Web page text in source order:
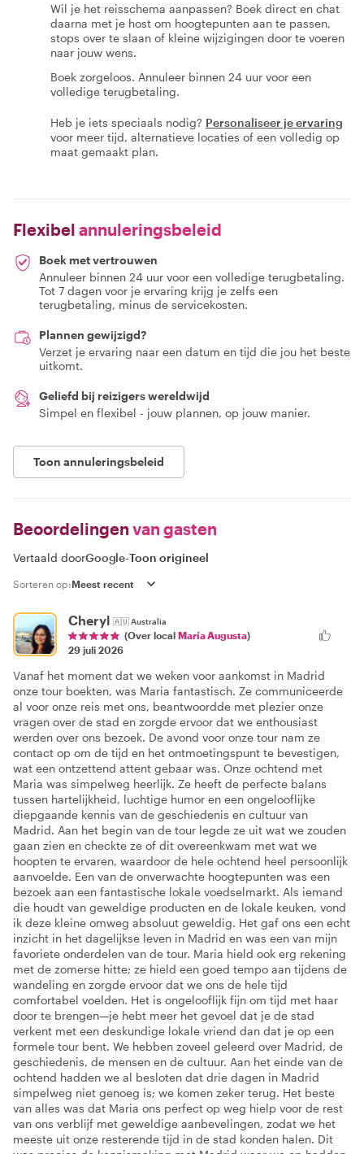
Wil je het reisschema aanpassen? Boek direct en chat
daarna met je host om hoogtepunten aan te passen,
stops over te slaan of kleine wijzigingen door te voeren
naar jouw wens.
Boek zorgeloos. Annuleer binnen 24 uur voor een
volledige terugbetaling.
Heb je iets speciaals nodig? Personaliseer je ervaring
voor meer tijd, alternatieve locaties of een volledig op
maat gemaakt plan.
Flexibel annuleringsbeleid
Boek met vertrouwen
Annuleer binnen 24 uur voor een volledige terugbetaling.
Tot 7 dagen voor je ervaring krijg je zelfs een
terugbetaling, minus de servicekosten.
Plannen gewijzigd?
Verzet je ervaring naar een datum en tijd die jou het beste
uitkomt.
Geliefd bij reizigers wereldwijd
Simpel en flexibel - jouw plannen, op jouw manier.
Toon annuleringsbeleid
Beoordelingen van gasten
Vertaald doorGoogle-Toon origineel
Sorteren op:
Cheryl 🇦🇺Australia
(Over local María Augusta)
29 juli 2026
Vanaf het moment dat we weken voor aankomst in Madrid
onze tour boekten, was Maria fantastisch. Ze communiceerde
al voor onze reis met ons, beantwoordde met plezier onze
vragen over de stad en zorgde ervoor dat we enthousiast
werden over ons bezoek. De avond voor onze tour nam ze
contact op om de tijd en het ontmoetingspunt te bevestigen,
wat een ontzettend attent gebaar was. Onze ochtend met
Maria was simpelweg heerlijk. Ze heeft de perfecte balans
tussen hartelijkheid, luchtige humor en een ongelooflijke
diepgaande kennis van de geschiedenis en cultuur van
Madrid. Aan het begin van de tour legde ze uit wat we zouden
gaan zien en checkte ze of dit overeenkwam met wat we
hoopten te ervaren, waardoor de hele ochtend heel persoonlijk
aanvoelde. Een van de onverwachte hoogtepunten was een
bezoek aan een fantastische lokale voedselmarkt. Als iemand
die houdt van geweldige producten en de lokale keuken, vond
ik deze kleine omweg absoluut geweldig. Het gaf ons een echt
inzicht in het dagelijkse leven in Madrid en was een van mijn
favoriete onderdelen van de tour. Maria hield ook erg rekening
met de zomerse hitte; ze hield een goed tempo aan tijdens de
wandeling en zorgde ervoor dat we ons de hele tijd
comfortabel voelden. Het is ongelooflijk fijn om tijd met haar
door te brengen—je hebt meer het gevoel dat je de stad
verkent met een deskundige lokale vriend dan dat je op een
formele tour bent. We hebben zoveel geleerd over Madrid, de
geschiedenis, de mensen en de cultuur. Aan het einde van de
ochtend hadden we al besloten dat drie dagen in Madrid
simpelweg niet genoeg is; we komen zeker terug. Het beste
van alles was dat Maria ons perfect op weg hielp voor de rest
van ons verblijf met geweldige aanbevelingen, zodat we het
meeste uit onze resterende tijd in de stad konden halen. Dit